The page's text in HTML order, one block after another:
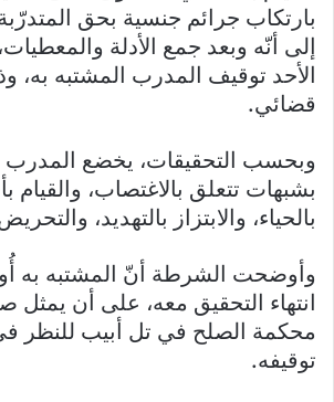
بارتكاب جرائم جنسية بحق
إلى أنّه وبعد جمع الأدلة
الأحد توقيف المدرب المشتبه به،
قضائي.
وبحسب التحقيقات، يخضع المدرب
بشبهات تتعلق بالاغتصاب، والقيام
بالحياء، والابتزاز بالتهديد،
وأوضحت الشرطة أنّ المشتبه به
انتهاء التحقيق معه، على أن يمثل
محكمة الصلح في تل أبيب للنظر
توقيفه.